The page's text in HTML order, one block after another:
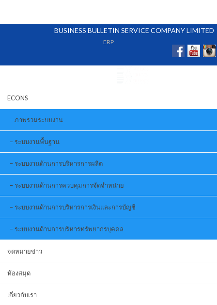
BUSINESS BULLETIN SERVICE COMPANY LIMITED
ERP
ECONS
ภาพรวมระบบงาน
ระบบงานพื้นฐาน
ระบบงานด้านการบริหารการผลิต
ระบบงานด้านการควบคุมการจัดจำหน่าย
ระบบงานด้านการบริหารการเงินและการบัญชี
ระบบงานด้านการบริหารทรัพยากรบุคคล
จดหมายข่าว
ห้องสมุด
เกี่ยวกับเรา